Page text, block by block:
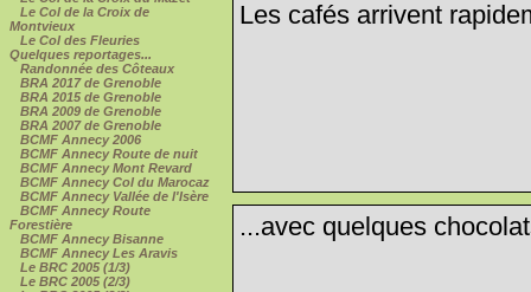
Le Col de la Croix de
Montvieux
Le Col des Fleuries
Quelques reportages...
Randonnée des Côteaux
BRA 2017 de Grenoble
BRA 2015 de Grenoble
BRA 2009 de Grenoble
BRA 2007 de Grenoble
BCMF Annecy 2006
BCMF Annecy Route de nuit
BCMF Annecy Mont Revard
BCMF Annecy Col du Marocaz
BCMF Annecy Vallée de l'Isère
BCMF Annecy Route
Forestière
BCMF Annecy Bisanne
BCMF Annecy Les Aravis
Le BRC 2005 (1/3)
Le BRC 2005 (2/3)
Les cafés arrivent
...avec quelques